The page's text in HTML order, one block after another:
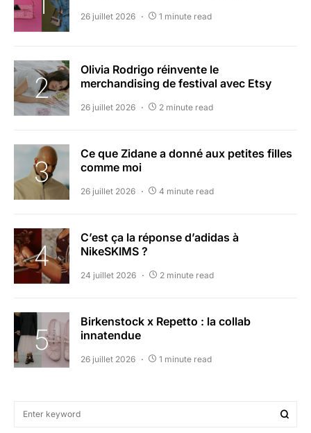
26 juillet 2026 1 minute read
Olivia Rodrigo réinvente le
merchandising de festival avec Etsy
26 juillet 2026 2 minute read
Ce que Zidane a donné aux petites filles
comme moi
26 juillet 2026 4 minute read
C’est ça la réponse d’adidas à
NikeSKIMS ?
24 juillet 2026 2 minute read
Birkenstock x Repetto : la collab
innatendue
26 juillet 2026 1 minute read